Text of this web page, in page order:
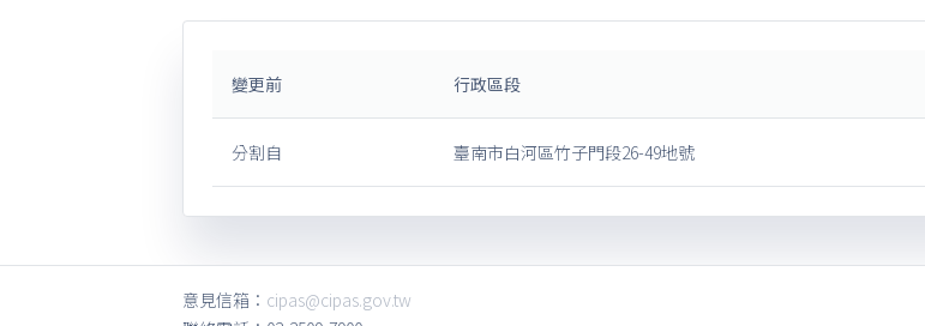
變更前 行政區段
分割自 臺南市白河區竹子門段26-49地號
意見信箱： cipas@cipas.gov.tw